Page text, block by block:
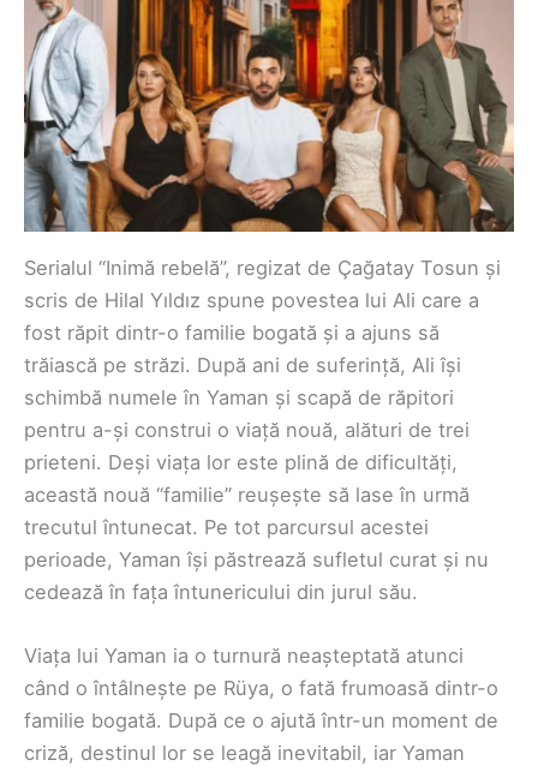
Serialul “Inimă rebelă”, regizat de Çağatay Tosun și
scris de Hilal Yıldız spune povestea lui Ali care a
fost răpit dintr-o familie bogată și a ajuns să
trăiască pe străzi. După ani de suferință, Ali își
schimbă numele în Yaman și scapă de răpitori
pentru a-și construi o viață nouă, alături de trei
prieteni. Deși viața lor este plină de dificultăți,
această nouă “familie” reușește să lase în urmă
trecutul întunecat. Pe tot parcursul acestei
perioade, Yaman își păstrează sufletul curat și nu
cedează în fața întunericului din jurul său.
Viața lui Yaman ia o turnură neașteptată atunci
când o întâlnește pe Rüya, o fată frumoasă dintr-o
familie bogată. După ce o ajută într-un moment de
criză, destinul lor se leagă inevitabil, iar Yaman